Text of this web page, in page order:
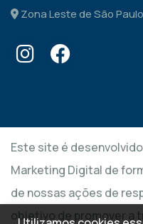
Zona Leste de São Paulo
Este site é
Marketing Digital de
de nossas ações de
objetivo de promover a